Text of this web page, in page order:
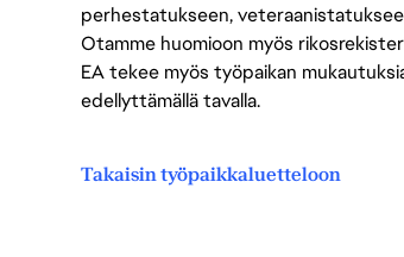
perhestatukseen,
Otamme huomioon myös
EA tekee myös työpaikan
edellyttämällä tavalla.
Takaisin työpaikkaluetteloon